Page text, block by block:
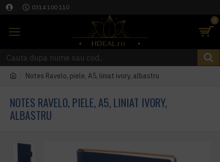
0314 100 110
0
Notes Ravelo, piele, A5, liniat ivory, albastru
NOTES RAVELO, PIELE, A5, LINIAT IVORY,
ALBASTRU